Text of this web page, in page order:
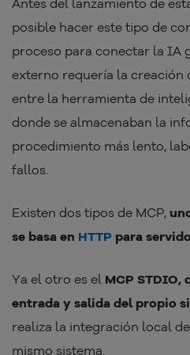
posible hacer este tipo de
proceso para conectar la IA
externo requería la creación
entre la herramienta de
donde se almacenaban la
procedimiento más lento,
fallos.
Existen dos tipos de MCP,
se basa en HTTP para
Ya el otro es el MCP STDIO,
entrada y salida del propio
realiza la integración local
mismo sistema.